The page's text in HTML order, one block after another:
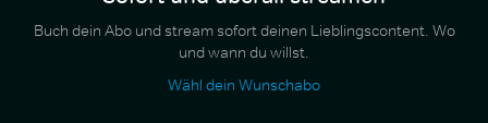
Buch dein Abo und stream sofort deinen Lieblingscontent. Wo
und wann du willst.
Wähl dein Wunschabo